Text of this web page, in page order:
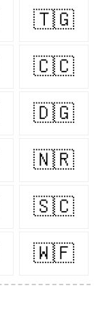
🇹🇬
🇨🇨
🇩🇬
🇳🇷
🇸🇨
🇼🇫